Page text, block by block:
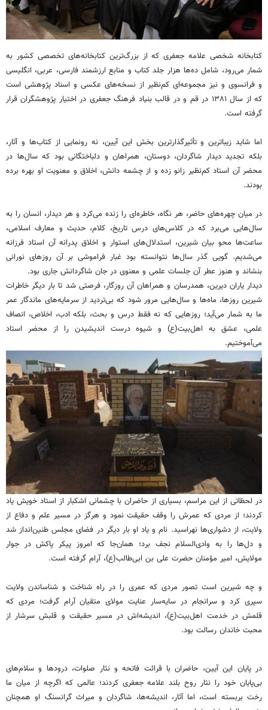
کتابخانه شخصی علامه جعفری که از بزرگ‌ترین کتابخانه‌های تخصصی کشور به
شمار می‌رود، شامل ده‌ها هزار جلد کتاب و منابع ارزشمند فارسی، عربی، انگلیسی
و فرانسوی و نیز مجموعه‌ای کم‌نظیر از نسخه‌های عکسی و اسناد پژوهشی است
که از سال ۱۳۸۱ در قم و در قالب بنیاد فرهنگ جعفری در اختیار پژوهشگران قرار
گرفته است.
اما شاید زیباترین و تأثیرگذارترین بخش این آیین، نه رونمایی از کتاب‌ها و آثار،
بلکه تجدید دیدار شاگردان، دوستان، همراهان و دلباختگانی بود که سال‌ها در
محضر آن استاد کم‌نظیر زانو زده و از چشمه دانش، اخلاق و معنویت او بهره برده
بودند.
در میان چهره‌های حاضر، هر نگاه، خاطره‌ای را زنده می‌کرد و هر دیدار، انسان را به
سال‌هایی می‌برد که در کلاس‌های درس تاریخ، کلام، حدیث و معارف اسلامی،
ساعت‌ها محو بیان شیرین، استدلال‌های استوار و اخلاق پدرانه آن استاد فرزانه
می‌شدیم. گویی گذر سال‌ها نتوانسته بود غبار فراموشی بر آن روزهای نورانی
بنشاند و هنوز عطر آن جلسات علمی و معنوی در جان شاگردانش جاری بود.
دیدار یاران دیرین، همدرسان و همراهان آن روزگار، فرصتی شد تا بار دیگر خاطرات
شیرین روزها، ماه‌ها و سال‌هایی مرور شود که بی‌تردید از سرمایه‌های ماندگار عمر
ما به شمار می‌آید؛ روزهایی که نه فقط درس و بحث، بلکه ادب، اخلاص، انصاف
علمی، عشق به اهل‌بیت(ع) و شیوه درست اندیشیدن را از محضر استاد
می‌آموختیم.
در لحظاتی از این مراسم، بسیاری از حاضران با چشمانی اشکبار از استاد خویش یاد
کردند؛ از مردی که عمرش را وقف حقیقت نمود و هرگز در مسیر علم و دفاع از
ولایت، از دشواری‌ها نهراسید. نام و یاد او بار دیگر در فضای مجلس طنین‌انداز شد
و دل‌ها را به وادی‌السلام نجف برد؛ همان‌جا که امروز پیکر پاکش در جوار
مولایش، امیر مؤمنان حضرت علی بن ابی‌طالب(ع)، آرام گرفته است.
و چه شیرین است تصور مردی که عمری را در راه شناخت و شناساندن ولایت
سپری کرد و سرانجام در سایه‌سار عنایت مولای متقیان آرام گرفت؛ مردی که
قلمش در خدمت اهل‌بیت(ع)، اندیشه‌اش در مسیر حقیقت و قلبش سرشار از
محبت خاندان رسالت بود.
در پایان این آیین، حاضران با قرائت فاتحه و نثار صلوات، درودها و سلام‌های
بی‌پایان خود را نثار روح بلند علامه جعفری کردند؛ عالمی که اگرچه از میان ما
رخت بربسته است، اما آثار، اندیشه‌ها، شاگردان و میراث گرانسنگ او همچنان